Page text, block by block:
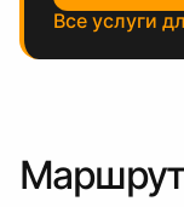
Все услуги